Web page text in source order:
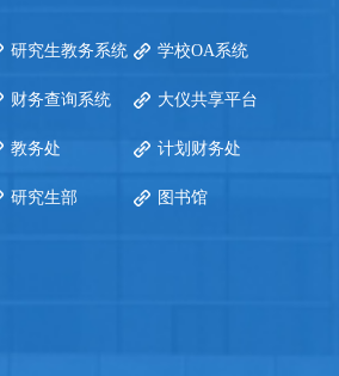
研究生教务系统 学校OA系统
财务查询系统 大仪共享平台
教务处 计划财务处
研究生部 图书馆